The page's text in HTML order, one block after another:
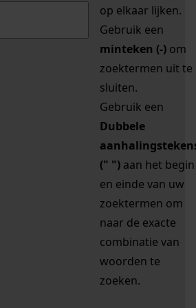
op elkaar lijken.
Gebruik een
minteken (-) om
zoektermen uit te
sluiten.
Gebruik een
Dubbele
(" ") aan het begin
en einde van uw
zoektermen om
naar de exacte
combinatie van
woorden te
zoeken.